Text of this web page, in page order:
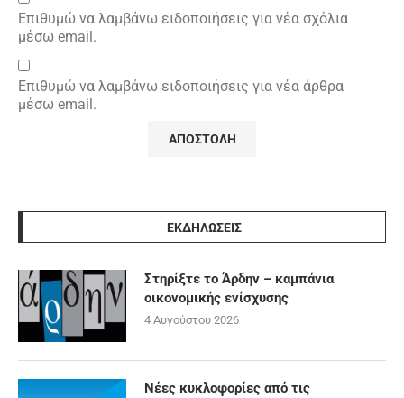
Επιθυμώ να λαμβάνω ειδοποιήσεις για νέα σχόλια
μέσω email.
Επιθυμώ να λαμβάνω ειδοποιήσεις για νέα άρθρα
μέσω email.
ΕΚΔΗΛΩΣΕΙΣ
Στηρίξτε το Άρδην – καμπάνια
οικονομικής ενίσχυσης
4 Αυγούστου 2026
Νέες κυκλοφορίες από τις